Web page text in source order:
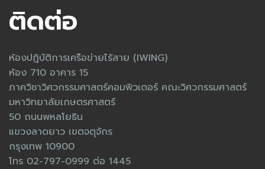
ติดต่อ
ห้องปฎิบัติการเครือข่ายไร้สาย (IWING)
ห้อง 710 อาคาร 15
ภาควิชาวิศวกรรมศาสตร์คอมพิวเตอร์ คณะวิศวกรรมศาสตร์
มหาวิทยาลัยเกษตรศาสตร์
50 ถนนพหลโยธิน
แขวงลาดยาว เขตจตุจักร
กรุงเทพ 10900
โทร 02-797-0999 ต่อ 1445